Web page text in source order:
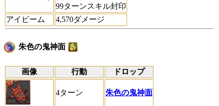
99ターンスキル封印
アイビーム
4,570ダメージ
朱色の鬼神面
画像 行動 ドロップ
4ターン 朱色の鬼神面